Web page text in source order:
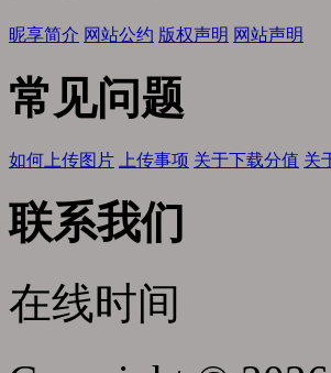
昵享简介 网站公约 版权声明 网站声明
常见问题
如何上传图片 上传事项 关于下载分值 关
联系我们
在线时间